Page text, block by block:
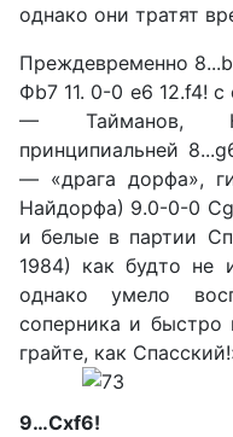
однако они тратят
Преждевременно
Фb7 11. 0-0 е6 12.f4!
— Тай­манов,
принципиальней
— «дра­га дорфа»,
Найдорфа) 9.0-0-0
и белые в партии
1984) как будто не
однако умело
соперника и
грайте, как
9…Сxf6!